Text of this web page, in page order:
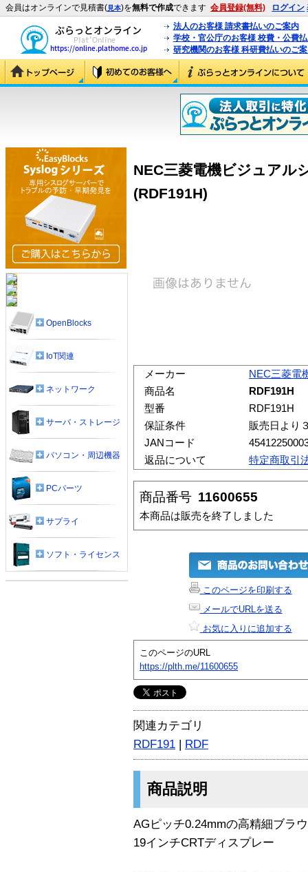
会員はオンラインで見積書(見本)を無料で作成できます 会員登録(無料) ログイン
法人のお客様 請求書払いのご案内
学校・官公庁のお客様 校費・公費
研究機関のお客様 科研費払いのご
NEC三菱電機ビジュアル
(RDF191H)
メーカー
NEC三菱電
商品名
RDF191H
型番
RDF191H
保証条件
販売日より
JANコード
返品について
特定商取引
商品番号 11600655
本商品は販売を終了しました
このページを印刷する
メールでURLを送る
お気に入りに追加する
このページのURL
https://plth.me/11600655
関連カテゴリ
RDF191 | RDF
商品説明
AGピッチ0.24mmの高精細ブラ
19インチCRTディスプレー
OpenBlocks
IoT関連
ネットワーク
サーバ・ストレージ
パソコン・周辺機器
PCパーツ
サプライ
ソフト・ライセンス